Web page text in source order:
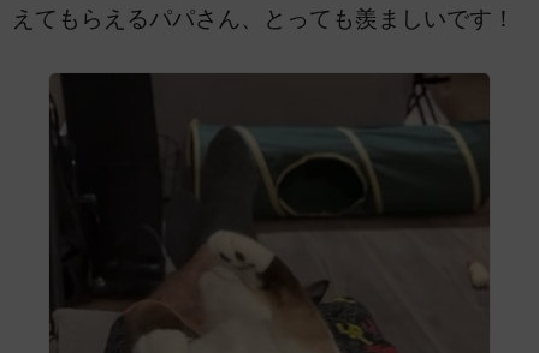
えてもらえるパパさん、とっても羨ましいです！